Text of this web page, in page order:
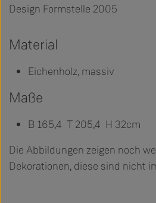
Design Formstelle 2005
Material
Eichenholz, massiv
Maße
B 165,4 T 205,4 H 32cm
Die Abbildungen zeigen noch
Dekorationen, diese sind nicht